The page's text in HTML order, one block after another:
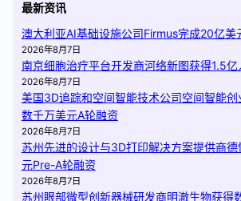
最新资讯
澳大利亚AI基础设施公司Firmus完成20亿美
2026年8月7日
南京细胞治疗平台开发商河络新图获得1.5
2026年8月7日
美国3D追踪和空间智能技术公司空间智能
数千万美元A轮融资
2026年8月7日
苏州先进的设计与3D打印解决方案提供商
元Pre-A轮融资
2026年8月7日
苏州眼部微型创新器械研发商明澈生物获得